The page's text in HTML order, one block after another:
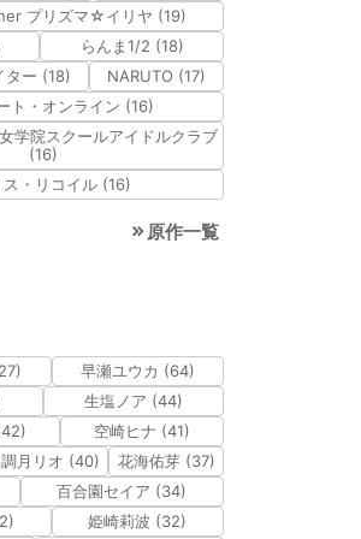
プリズマ☆イリヤ (19)
らんま1/2 (18)
ター (18)
NARUTO (17)
ト・オンライン (16)
学院スクールアイドルクラブ
(16)
ス・リコイル (16)
原作一覧
早瀬ユウカ (64)
生塩ノア (44)
空崎ヒナ (41)
調月リオ (40)
花海佑芽 (37)
百合園セイア (34)
姫崎莉波 (32)